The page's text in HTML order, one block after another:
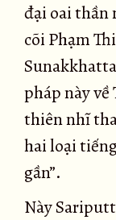
đại oai thần
cõi Phạm
pháp này về
thiên nhĩ
hai loại
gần”.
Này